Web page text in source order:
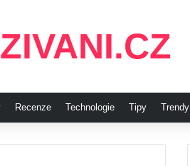
Recenze Technologie Tipy Trendy